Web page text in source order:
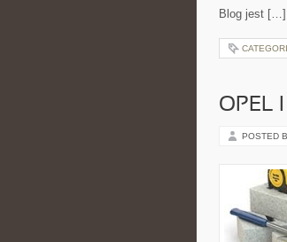
Blog jest […]
OPEL
POSTED